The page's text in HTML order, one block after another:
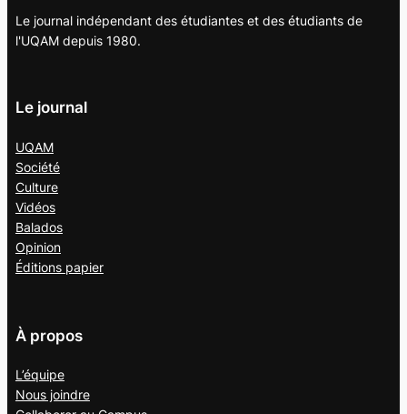
Le journal indépendant des étudiantes et des étudiants de
l'UQAM depuis 1980.
Le journal
UQAM
Société
Culture
Vidéos
Balados
Opinion
Éditions papier
À propos
L’équipe
Nous joindre